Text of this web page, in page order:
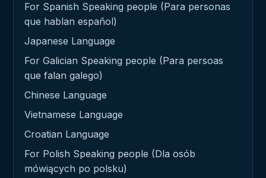
For Spanish Speaking people (Para personas
que hablan español)
Japanese Language
For Galician Speaking people (Para persoas
que falan galego)
Chinese Language
Vietnamese Language
Croatian Language
For Polish Speaking people (Dla osób
mówiących po polsku)